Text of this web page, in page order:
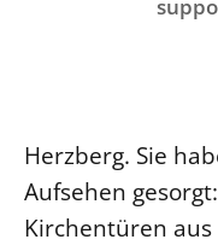
Herzberg. Sie
Aufsehen
Kirchentüren
Willkommen
Kollegium
Positionen
Ökumene
Religionen
Erneuerbare
Mobilität
Barrierefreiheit
Presse
Freie Stellen